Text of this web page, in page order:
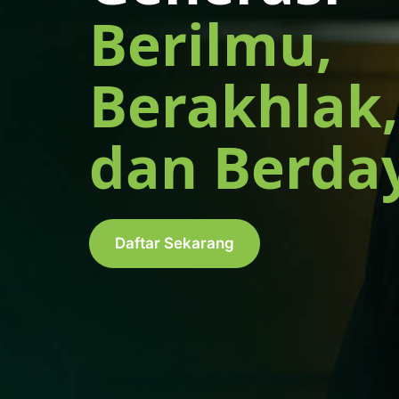
Berilmu,
Berakhlak,
dan
Daftar Sekarang